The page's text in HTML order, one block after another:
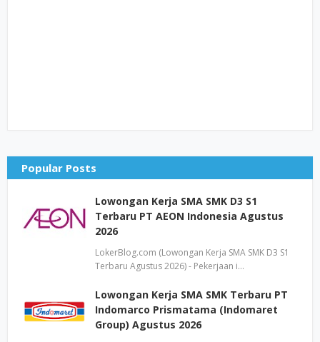
Popular Posts
Lowongan Kerja SMA SMK D3 S1
Terbaru PT AEON Indonesia Agustus
2026
LokerBlog.com (Lowongan Kerja SMA SMK D3 S1
Terbaru Agustus 2026) - Pekerjaan i…
Lowongan Kerja SMA SMK Terbaru PT
Indomarco Prismatama (Indomaret
Group) Agustus 2026